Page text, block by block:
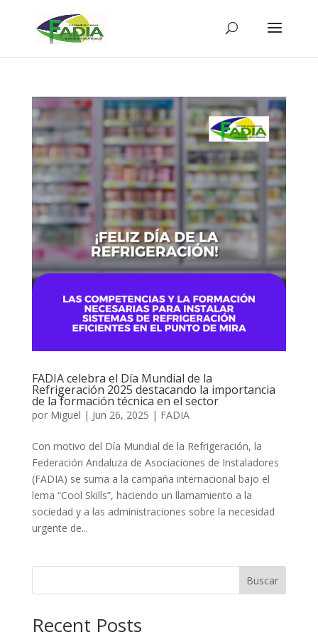
FADIA celebra el Día Mundial de la
Refrigeración 2025 destacando la importancia
de la formación técnica en el sector
por Miguel | Jun 26, 2025 | FADIA
Con motivo del Día Mundial de la Refrigeración, la
Federación Andaluza de Asociaciones de Instaladores
(FADIA) se suma a la campaña internacional bajo el
lema “Cool Skills”, haciendo un llamamiento a la
sociedad y a las administraciones sobre la necesidad
urgente de...
Buscar
Recent Posts